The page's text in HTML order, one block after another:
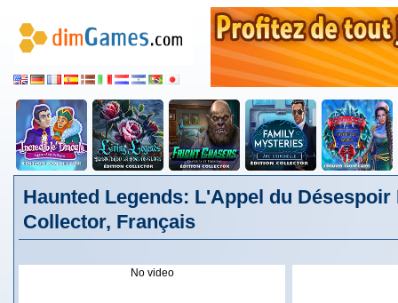
Haunted Legends: L'Appel du Désespoir
Collector, Français
No video